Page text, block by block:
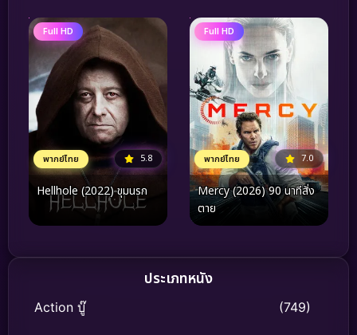
Full HD
พากย์ไทย 5.8
Hellhole (2022) ขุมนรก
Full HD
พากย์ไทย 7.0
Mercy (2026) 90 นาทีสั่ง
ตาย
ประเภทหนัง
Action บู๊ (749)